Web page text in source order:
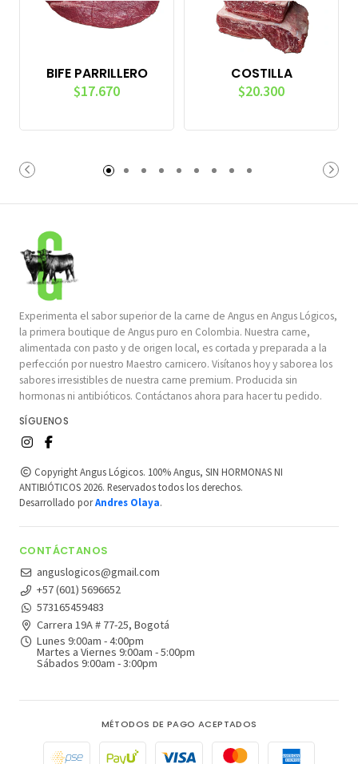
BIFE PARRILLERO
$17.670
COSTILLA
$20.300
Experimenta el sabor superior de la carne de Angus en Angus Lógicos,
la primera boutique de Angus puro en Colombia. Nuestra carne,
alimentada con pasto y de origen local, es cortada y preparada a la
perfección por nuestro Maestro carnicero. Visítanos hoy y saborea los
sabores irresistibles de nuestra carne premium. Producida sin
hormonas ni antibióticos. Contáctanos ahora para hacer tu pedido.
SÍGUENOS
Copyright Angus Lógicos. 100% Angus, SIN HORMONAS NI
ANTIBIÓTICOS 2026. Reservados todos los derechos.
Desarrollado porAndres Olaya.
CONTÁCTANOS
anguslogicos@gmail.com
+57 (601) 5696652
573165459483
Carrera 19A # 77-25, Bogotá
Lunes 9:00am - 4:00pm
Martes a Viernes 9:00am - 5:00pm
Sábados 9:00am - 3:00pm
MÉTODOS DE PAGO ACEPTADOS